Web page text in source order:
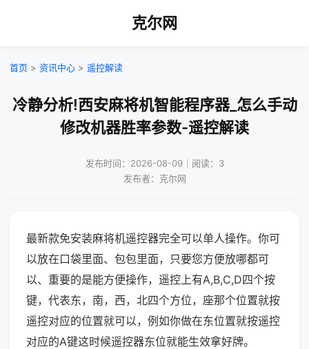
克尔网
首页 > 资讯中心 > 遥控解读
冷静分析!西安麻将机智能程序器_怎么手动
修改机器胜率参数-遥控解读
发布时间：2026-08-09｜阅读：3
发布者：克尔网
最新款免安装麻将机遥控器完全可以单人操作。你可
以放在口袋里面、包包里面，只要您方便放哪都可
以、重要的是能方便操作，遥控上有A,B,C,D四个按
键，代表东，南，西，北四个方位，座那个位置就按
遥控对应的位置就可以，例如你做在东位置就按遥控
对应的A键这时候遥控器东位就能生效拿好牌。